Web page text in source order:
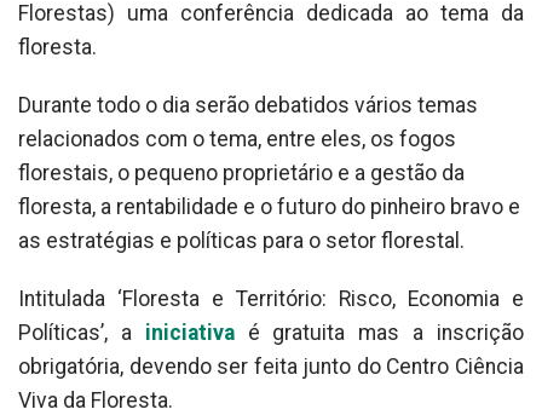
Florestas) uma conferência dedicada ao tema da
floresta.
Durante todo o dia serão debatidos vários temas
relacionados com o tema, entre eles, os fogos
florestais, o pequeno proprietário e a gestão da
floresta, a rentabilidade e o futuro do pinheiro bravo e
as estratégias e políticas para o setor florestal.
Intitulada ‘Floresta e Território: Risco, Economia e
Políticas’, a iniciativaé gratuita mas a inscrição
obrigatória, devendo ser feita junto do Centro Ciência
Viva da Floresta.